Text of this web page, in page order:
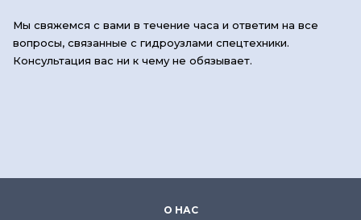
Мы свяжемся с вами в течение часа и ответим на все
вопросы, связанные с гидроузлами спецтехники.
Консультация вас ни к чему не обязывает.
О НАС